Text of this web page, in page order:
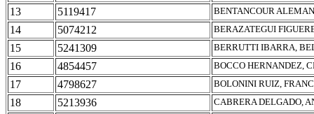
13 5119417 BENTANCOUR
14 5074212 BERAZATEGUI
15 5241309 BERRUTTI IBARRA,
16 4854457 BOCCO HERNANDEZ,
17 4798627 BOLONINI RUIZ,
18 5213936 CABRERA DELGADO,